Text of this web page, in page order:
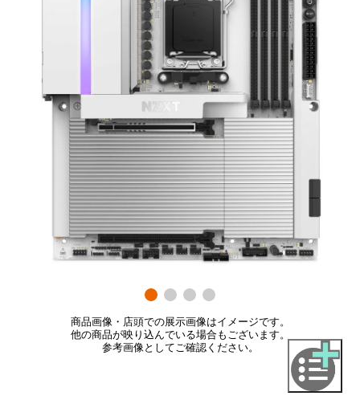
商品画像・店頭での展示画像はイメージです。
他の商品が映り込んでいる場合もございます。
参考画像としてご確認ください。